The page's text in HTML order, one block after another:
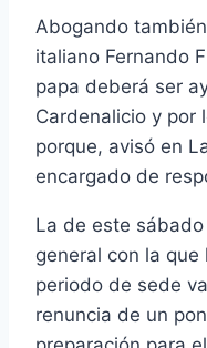
Abogando
italiano Fernando
papa deberá ser
Cardenalicio y por
porque, avisó en
encargado de
La de este
general con la
periodo de sede
renuncia de un